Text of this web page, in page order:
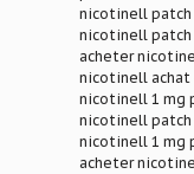
nicotinell patch
nicotinell patch
acheter
nicotinell achat
nicotinell 1 mg
nicotinell patch
nicotinell 1 mg
acheter